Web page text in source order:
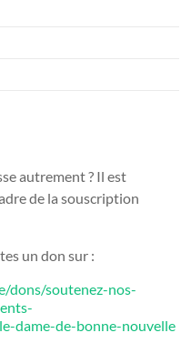
autrement ? Il est
de la souscription
un don sur :
dons/soutenez-nos-
dame-de-bonne-nouvelle